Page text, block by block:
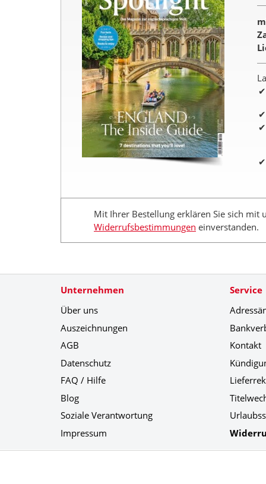
Mit Ihrer Bestellung erklären Sie sich mit
Widerrufsbestimmungen einverstanden.
Unternehmen
Über uns
Auszeichnungen
AGB
Datenschutz
FAQ / Hilfe
Blog
Soziale Verantwortung
Impressum
Service
Kontakt